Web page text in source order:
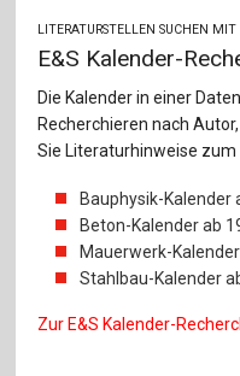
LITERATURSTELLEN SUCHEN MIT
E&S Kalender-
Die Kalender in einer
Recherchieren nach
Sie Literaturhinweise zum
Bauphysik-Kalender
Beton-Kalender ab
Mauerwerk-
Stahlbau-Kalender
Zur E&S Kalender-